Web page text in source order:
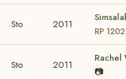
Sto 2011
RP
Sto 2011
Rachel
📷